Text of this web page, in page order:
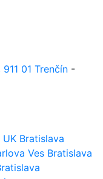
01 Trenčín -
Bratislava
Ves Bratislava